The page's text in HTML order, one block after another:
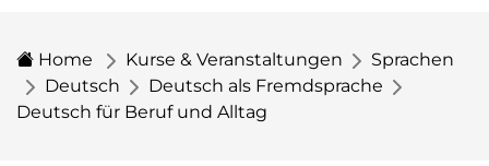
Home Kurse & Veranstaltungen
Sprachen
Deutsch
Deutsch als Fremdsprache
Deutsch für Beruf und Alltag